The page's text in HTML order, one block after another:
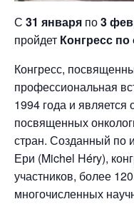
С 31 января по3
пройдет Конгресс по
Конгресс,
профессиональная
1994 года и
посвященных
стран. Созданный по
Ери (Michel Héry),
участников, более
многочисленных